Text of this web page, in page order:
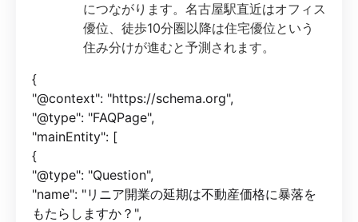
につながります。名古屋駅直近はオフィス
優位、徒歩10分圏以降は住宅優位という
住み分けが進むと予測されます。
{
"@context": "https://schema.org",
"@type": "FAQPage",
"mainEntity": [
{
"@type": "Question",
"name": "リニア開業の延期は不動産価格に暴落を
もたらしますか？",